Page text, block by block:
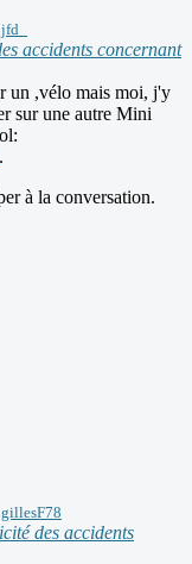
jfd_
accidents concernant
un ,vélo mais moi, j'y
sur une autre Mini
.
à la conversation.
gillesF78
des accidents